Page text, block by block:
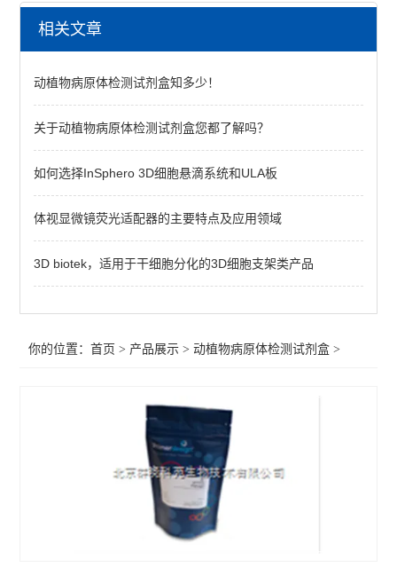
动植物病原体检测试剂盒
primerdesign生物威胁检测试剂盒
primerdesign其他病原体检测试剂盒
植物病原体/病原菌检测试剂
primerdesign水源致病菌检测试剂盒
primerdesign鱼病原体检测试剂盒
primerdesign猪病原体检测试剂盒
primerdesign羊病原体检测试剂盒
primerdesign牛病原体检测试剂盒
primerdesign鸟类病原体检测试剂盒
相关文章
动植物病原体检测试剂盒知多少！
关于动植物病原体检测试剂盒您都了解吗？
如何选择InSphero 3D细胞悬滴系统和ULA板
体视显微镜荧光适配器的主要特点及应用领域
3D biotek，适用于干细胞分化的3D细胞支架类产品
你的位置：首页 > 产品展示 >动植物病原体检测试剂盒 >